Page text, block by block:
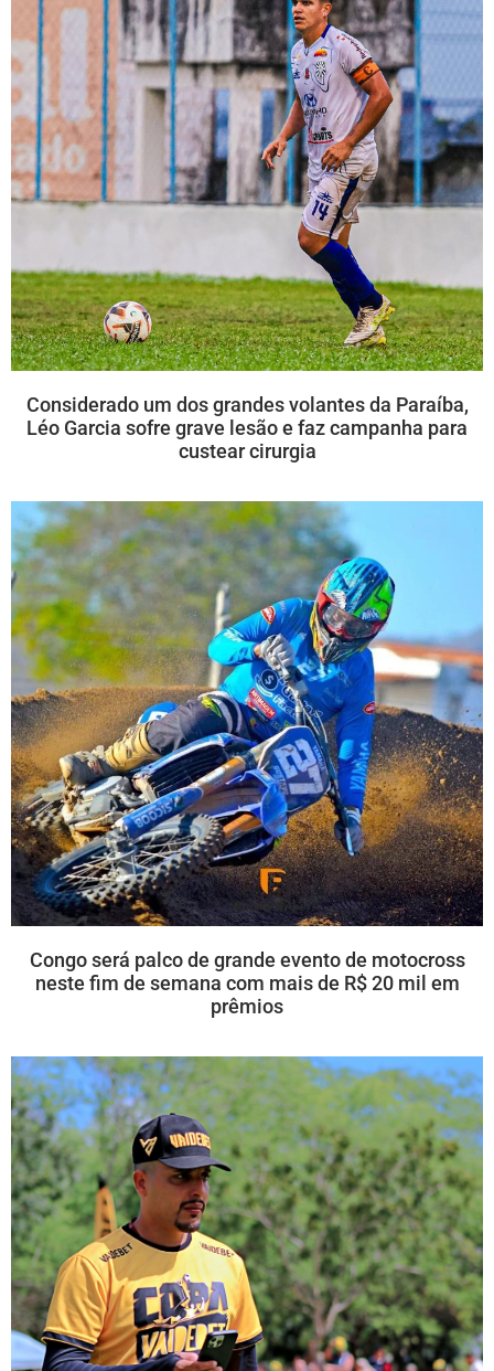
Considerado um dos grandes volantes da Paraíba,
Léo Garcia sofre grave lesão e faz campanha para
custear cirurgia
Congo será palco de grande evento de motocross
neste fim de semana com mais de R$ 20 mil em
prêmios